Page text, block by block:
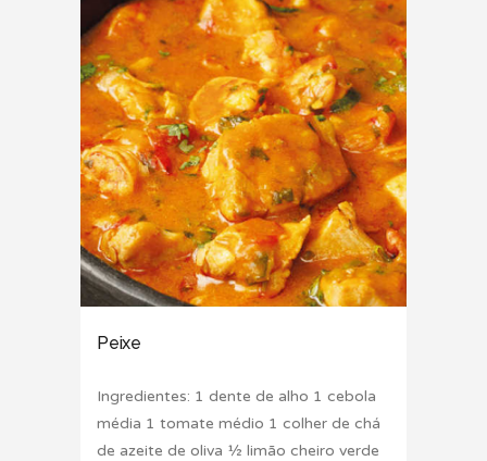
Peixe
Ingredientes: 1 dente de alho 1 cebola
média 1 tomate médio 1 colher de chá
de azeite de oliva ½ limão cheiro verde